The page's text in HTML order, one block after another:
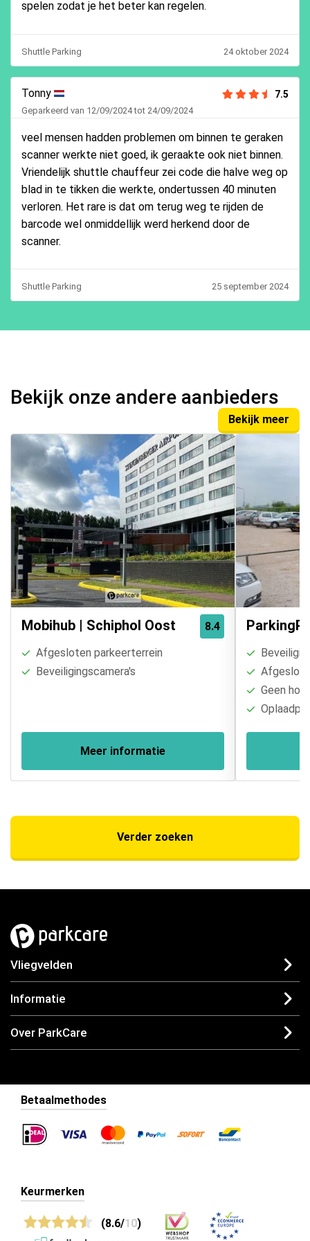
spelen zodat je het beter kan regelen.
Shuttle Parking 24 oktober 2024
Tonny 7.5
Geparkeerd van 12/09/2024 tot 24/09/2024
veel mensen hadden problemen om binnen te geraken
scanner werkte niet goed, ik geraakte ook niet binnen.
Vriendelijk shuttle chauffeur zei code die halve weg op
blad in te tikken die werkte, ondertussen 40 minuten
verloren. Het rare is dat om terug weg te rijden de
barcode wel onmiddellijk werd herkend door de
scanner.
Shuttle Parking 25 september 2024
Bekijk onze andere aanbieders
Bekijk meer
8.4
Mobihub | Schiphol Oost
Afgesloten parkeerterrein
Beveiligingscamera's
Meer informatie
Geen
Verder zoeken
Vliegvelden
Informatie
Over ParkCare
Betaalmethodes
Keurmerken
(8.6/10)